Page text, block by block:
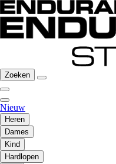
Zoeken
Nieuw
Heren
Dames
Kind
Hardlopen